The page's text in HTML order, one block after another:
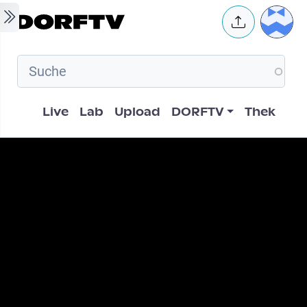
Skip to main content User
Hauptnavigation
Live Lab Upload DORFTV Thek